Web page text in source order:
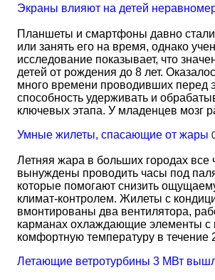
Экраны влияют на детей
Планшеты и смартфоны давно
или занять его на время, однако
исследование показывает, что
детей от рождения до 8 лет.
много времени проводивших перед
способность удерживать и
ключевых этапа. У младенцев мозг
Умные жилеты, спасающие от жары
Летняя жара в больших городах
вынуждены проводить часы под
которые помогают снизить
климат-контролем. Жилеты с
вмонтированы два вентилятора,
карманах охлаждающие элементы с
комфортную температуру в течение
Летающие ветротурбины 3 МВт